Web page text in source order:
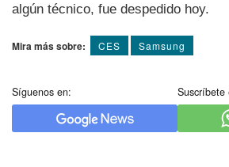
algún técnico, fue despedido hoy.
Mira más sobre: CES Samsung
Síguenos en: Suscríbete